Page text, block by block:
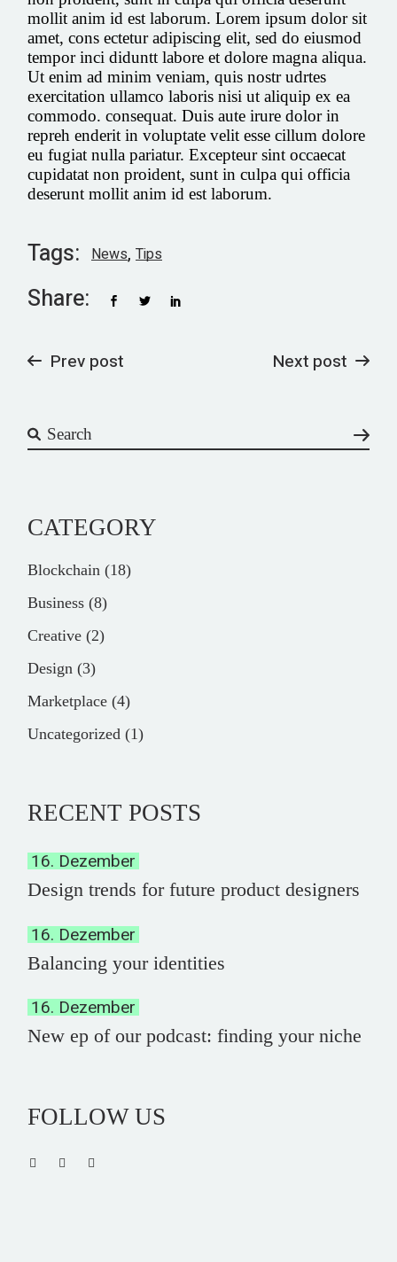
mollit anim id est laborum. Lorem ipsum dolor sit
amet, cons ectetur adipiscing elit, sed do eiusmod
tempor inci diduntt labore et dolore magna aliqua.
Ut enim ad minim veniam, quis nostr udrtes
exercitation ullamco laboris nisi ut aliquip ex ea
commodo. consequat. Duis aute irure dolor in
repreh enderit in voluptate velit esse cillum dolore
eu fugiat nulla pariatur. Excepteur sint occaecat
cupidatat non proident, sunt in culpa qui officia
deserunt mollit anim id est laborum.
Tags: News Tips
Share:
Prev post Next post
CATEGORY
Blockchain (18)
Business (8)
Creative (2)
Design (3)
Marketplace (4)
Uncategorized (1)
RECENT POSTS
16. Dezember
Design trends for future product designers
16. Dezember
Balancing your identities
16. Dezember
New ep of our podcast: finding your niche
FOLLOW US